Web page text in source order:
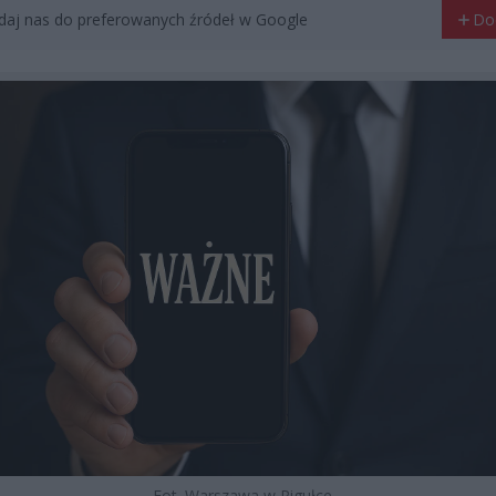
nas do preferowanych źródeł w Google